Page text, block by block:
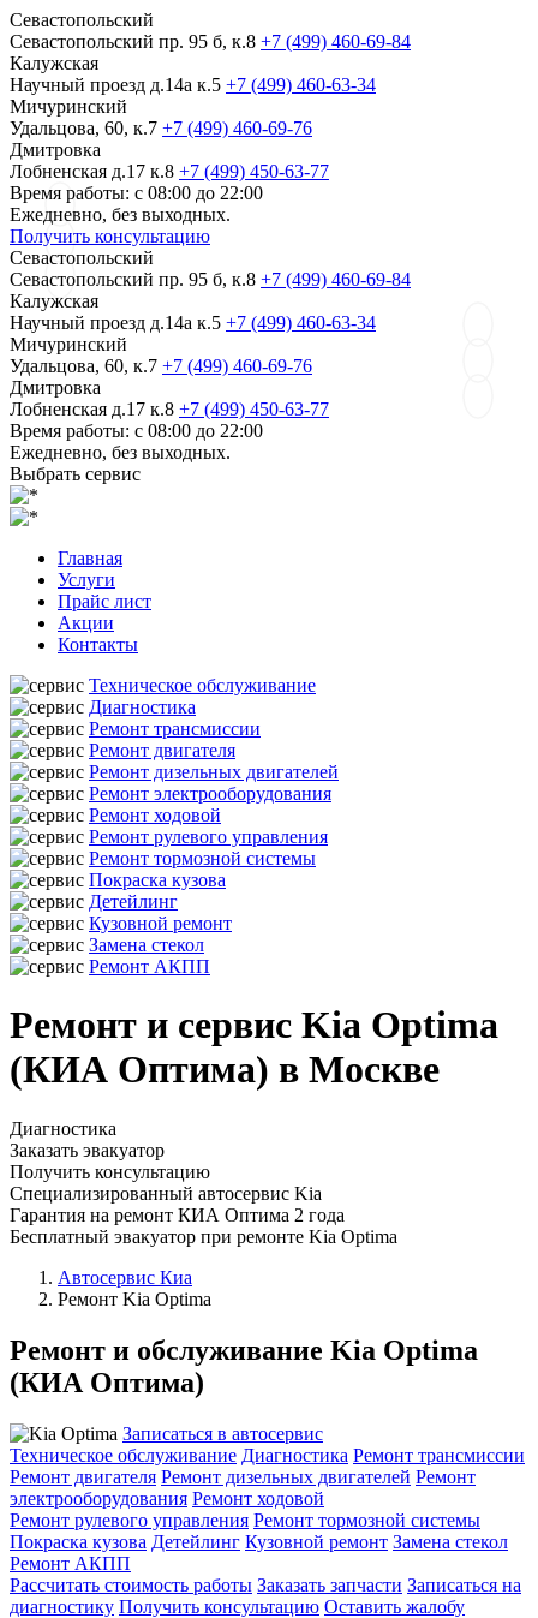
Севастопольский
Севастопольский пр. 95 б, к.8 +7 (499) 460-69-84
Калужская
Научный проезд д.14а к.5 +7 (499) 460-63-34
Мичуринский
Удальцова, 60, к.7 +7 (499) 460-69-76
Дмитровка
Лобненская д.17 к.8 +7 (499) 450-63-77
Время работы: с 08:00 до 22:00
Ежедневно, без выходных.
Получить консультацию
Севастопольский
Севастопольский пр. 95 б, к.8 +7 (499) 460-69-84
Калужская
Научный проезд д.14а к.5 +7 (499) 460-63-34
Мичуринский
Удальцова, 60, к.7 +7 (499) 460-69-76
Дмитровка
Лобненская д.17 к.8 +7 (499) 450-63-77
Время работы: с 08:00 до 22:00
Ежедневно, без выходных.
Выбрать сервис
Главная
Услуги
Прайс лист
Акции
Контакты
Техническое обслуживание
Диагностика
Ремонт трансмиссии
Ремонт двигателя
Ремонт дизельных двигателей
Ремонт электрооборудования
Ремонт ходовой
Ремонт рулевого управления
Ремонт тормозной системы
Покраска кузова
Детейлинг
Кузовной ремонт
Замена стекол
Ремонт АКПП
Ремонт и сервис Kia Optima
(КИА Оптима) в Москве
Диагностика
Заказать эвакуатор
Получить консультацию
Специализированный автосервис Kia
Гарантия на ремонт КИА Оптима 2 года
Бесплатный эвакуатор при ремонте Kia Optima
Автосервис Киа
Ремонт Kia Optima
Ремонт и обслуживание Kia Optima
(КИА Оптима)
Записаться в автосервис
Техническое обслуживание Диагностика Ремонт трансмиссии
Ремонт двигателя Ремонт дизельных двигателей Ремонт
электрооборудования Ремонт ходовой
Ремонт рулевого управления Ремонт тормозной системы
Покраска кузова Детейлинг Кузовной ремонт Замена стекол
Ремонт АКПП
Рассчитать стоимость работы Заказать запчасти Записаться на
диагностику Получить консультацию Оставить жалобу